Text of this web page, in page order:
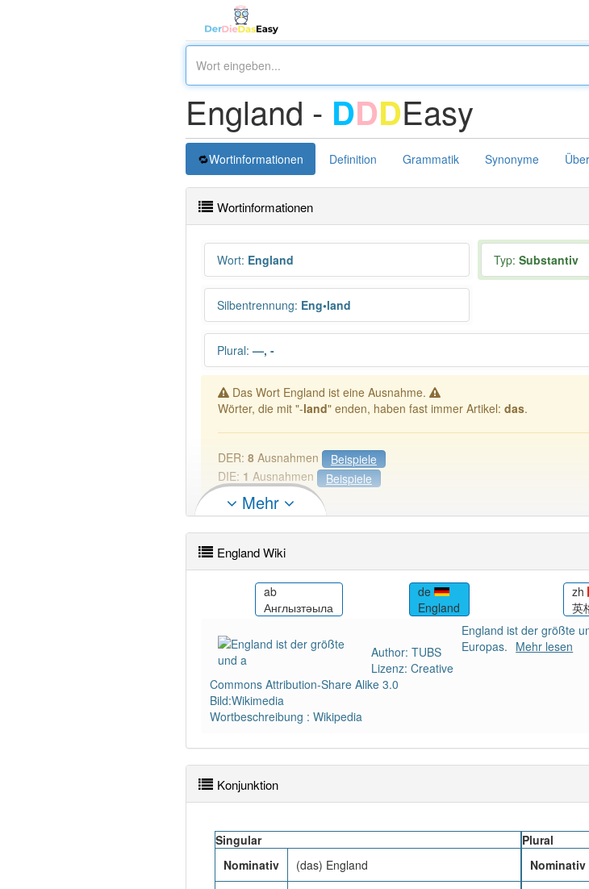
England - DDDEasy
Wortinformationen Definition Grammatik Synonyme
Wortinformationen
Wort: England Typ: Substantiv
Silbentrennung: Eng•land
Plural: —, -
Das Wort England ist eine Ausnahme.
Wörter, die mit "-land" enden, haben fast immer Artikel: das.
DER: 8 Ausnahmen
Beispiele
DIE: 1 Ausnahmen
Beispiele
DAS: 193
PowerIndex:1 Häufigkeit: 6 von
Wörter mit Endung-england aber mit einem anderen Artikel
Mehr
England Wiki
Англызтәыла
England
英格兰
Author: TUBS
Lizenz: Creative
Commons Attribution-Share Alike 3.0
Bild:Wikimedia
Wortbeschreibung : Wikipedia
England ist der größte
Europas. Mehr lesen
Konjunktion
Singular
Nominativ
(das) England
Plural
Nominativ